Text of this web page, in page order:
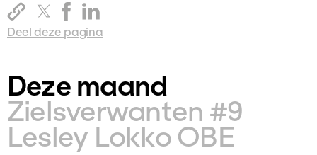
Deel deze pagina
Deze maand
Zielsverwanten #9
Lesley Lokko OBE